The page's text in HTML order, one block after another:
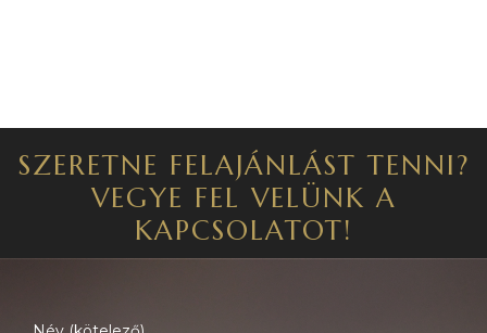
SZERETNE FELAJÁNLÁST TENNI?
VEGYE FEL VELÜNK A
KAPCSOLATOT!